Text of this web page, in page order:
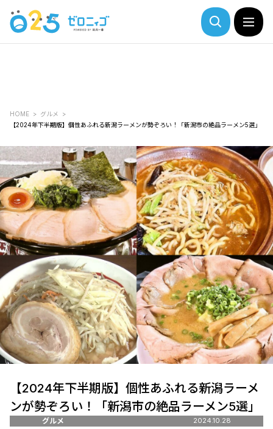
HOME
グルメ
【2024年下半期版】個性あふれる新潟ラーメンが勢ぞろい！「新潟市の絶品ラーメン5選」
【2024年下半期版】個性あふれる新潟ラーメ
ンが勢ぞろい！「新潟市の絶品ラーメン5選」
グルメ 2024.10.28